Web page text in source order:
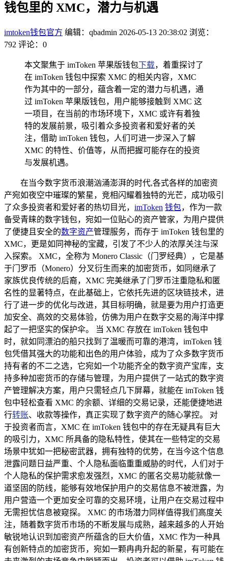
钱包里的 XMC，潜力与机遇
imtoken钱包官方 编辑：qbadmin 2026-05-13 20:38:02 浏览：
792 评论：0
本文聚焦于 imToken 苹果版钱包下载，着重探讨了
在 imToken 钱包中探索 XMC 的相关内容，XMC
作为其中的一部分，蕴含着一定的潜力与机遇，通
过 imToken 苹果版钱包，用户能够接触到 XMC 这
一项目，在当前的市场环境下，XMC 或许有着独
特的发展前景，吸引着众多投资者和爱好者的关
注，借助 imToken 钱包，人们可进一步深入了解
XMC 的特性、价值等，从而把握可能存在的投资
与发展机遇。
在当今数字货币浪潮汹涌澎湃的时代,各式各样的加密资
产宛如夜空中璀璨的繁星，竞相闪耀着独特的光芒，成功吸引
了众多投资者和爱好者的热切目光， imToken 钱包，作为一款
备受青睐的数字钱包，宛如一位贴心的资产管家，为用户提供
了便捷且安全的数字资产管理服务，而存于 imToken 钱包里的
XMC，更是如同神秘的宝藏，引发了不少人的浓厚关注与深
入探索。 XMC，全称为 Monero Classic（门罗经典），它是基
于门罗币（Monero）分叉衍生而来的加密货币，如同继承了
家族优良传统的后裔，XMC 完美继承了门罗币注重隐私和匿
名性的显著特点，在此基础上，它依托先进的区块链技术，进
行了进一步的优化与改进，其目标明确，就是要为用户打造更
加安全、高效的交易体验，仿佛为用户在数字交易的海洋中撑
起了一把坚实的保护伞。 当 XMC 存放在 imToken 钱包中
时，就如同漂泊的船只找到了温暖而可靠的港湾，imToken 钱
包凭借其强大的功能和出色的用户体验，成为了众多数字货币
持有者的不二之选，它宛如一个功能齐全的数字资产宝库，支
持多种加密货币的存储与管理，为用户提供了一站式的数字资
产管理解决方案，用户只需轻点几下屏幕，就能在 imToken 钱
包中轻松查看 XMC 的余额、详细的交易记录，还能便捷地进
行转账、收款等操作，真正实现了数字资产的随心掌控。 对
于投资者而言，XMC 在 imToken 钱包中的存在无疑具有巨大
的吸引力，XMC 所具备的隐私特性，使其在一些特定的交易
场景中犹如一把秘密武器，拥有独特的优势，在当今这个信息
泄露问题日益严重、个人隐私面临重重威胁的时代，人们对于
个人隐私的保护需求愈发强烈，XMC 的匿名交易功能就像一
道坚固的防线，能够有效地保护用户的交易信息不被泄露，为
用户营造一个更加安全可靠的交易环境，让用户在交易过程中
无需担忧信息被窥探。 XMC 的市场潜力同样值得我们高度关
注，随着数字货币市场的不断发展与成熟，越来越多的人开始
敏锐地认识到加密资产所蕴含的巨大价值，XMC 作为一种具
有创新特点的加密货币，宛如一颗冉冉升起的新星，有可能在